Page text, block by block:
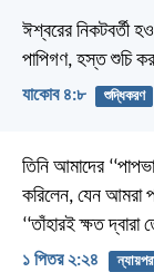
ঈশ্বরের নিকটবর্তী
পাপিগণ, হস্ত শুচি
যাকোব ৪:৮ শুদ্ধিকরণ
তিনি আমাদের
করিলেন, যেন আমরা
‘‘তাঁহারই ক্ষত
১ পিতর ২:২৪